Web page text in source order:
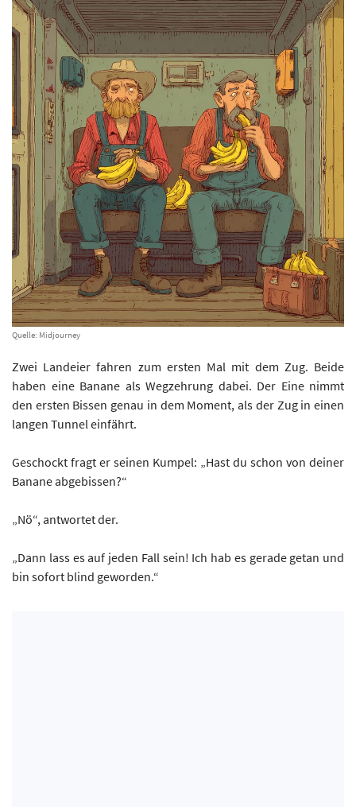
Quelle: Midjourney
Zwei Landeier fahren zum ersten Mal mit dem Zug. Beide
haben eine Banane als Wegzehrung dabei. Der Eine nimmt
den ersten Bissen genau in dem Moment, als der Zug in einen
langen Tunnel einfährt.
Geschockt fragt er seinen Kumpel: „Hast du schon von deiner
Banane abgebissen?“
„Nö“, antwortet der.
„Dann lass es auf jeden Fall sein! Ich hab es gerade getan und
bin sofort blind geworden.“